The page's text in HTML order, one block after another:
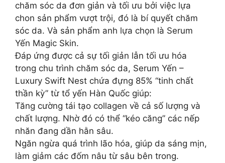
chăm sóc da đơn giản và tối ưu bởi việc lựa
chon sản phẩm vượt trội, đó là bí quyết chăm
sóc da. Và sản phẩm anh lựa chọn là Serum
Yến Magic Skin.
Đáp ứng được cả sự tối giản lẫn tối ưu hóa
trong chu trình chăm sóc da, Serum Yến –
Luxury Swift Nest chứa đựng 85% “tinh chất
thần kỳ” từ tổ yến Hàn Quốc giúp:
Tăng cường tái tạo collagen về cả số lượng và
chất lượng. Nhờ đó có thể “kéo căng” các nếp
nhăn đang dần hằn sâu.
Ngăn ngừa quá trình lão hóa, giúp da sáng mịn,
làm giảm các đốm nâu từ sâu bên trong.